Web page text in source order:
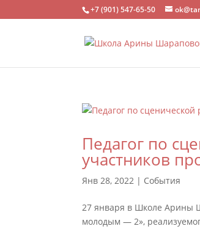
+7 (901) 547-65-50
Педагог по
участников
Янв 28, 2022 | События
27 января в Школе Арины
молодым — 2»,